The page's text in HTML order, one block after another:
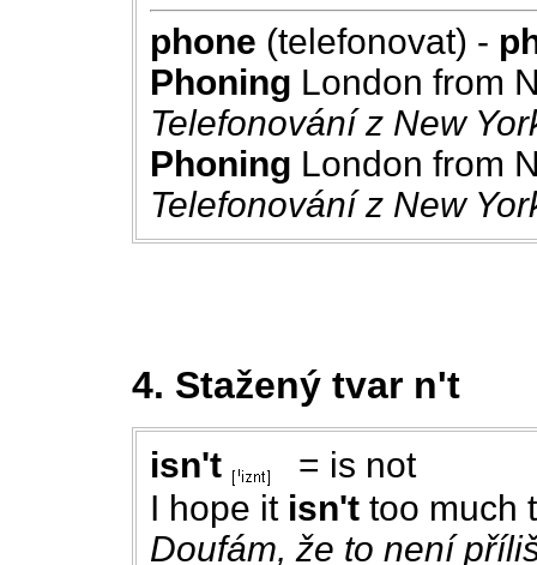
phone (telefonovat) -
Phoning London from
Telefonování z New
Phoning London from
Telefonování z New
4. Stažený tvar n't
isn't
= is not
I hope it isn't too much
Doufám, že to není